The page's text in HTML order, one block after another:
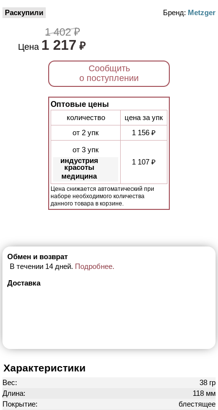
Раскупили Бренд: Metzger
1 402 ₽
Цена 1 217 ₽
Сообщить
о поступлении
Оптовые цены
количество
цена за упк
от 2 упк
1 156 ₽
от 3 упк
индустрия
красоты
медицина
1 107 ₽
Цена снижается автоматический при
наборе необходимого количества
данного товара в корзине.
Обмен и возврат
В течении 14 дней. Подробнее.
Доставка
Характеристики
Вес:
38 гр
Длина:
118 мм
Покрытие:
блестящее